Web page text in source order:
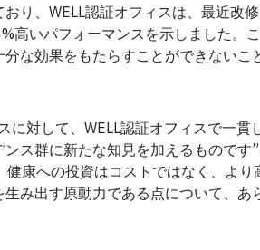
り、WELL認証オフィスは、最近改
高いパフォーマンスを示しました。
な効果をもたらすことができないこ
対して、WELL認証オフィスで一貫
ス群に新たな知見を加えるものです
康への投資はコストではなく、より
み出す原動力である点について、あ